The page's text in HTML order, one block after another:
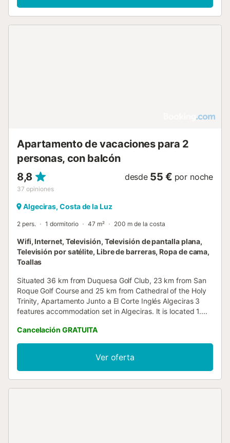
Apartamento de vacaciones para 2
personas, con balcón
8,8
37 opiniones
desde 55 € por noche
Algeciras, Costa de la Luz
2 pers. 1 dormitorio 47 m² 200 m de la costa
Wifi, Internet, Televisión, Televisión de pantalla plana,
Televisión por satélite, Libre de barreras, Ropa de cama,
Toallas
Situated 36 km from Duquesa Golf Club, 23 km from San
Roque Golf Course and 25 km from Cathedral of the Holy
Trinity, Apartamento Junto a El Corte Inglés Algeciras 3
features accommodation set in Algeciras. It is located 1....
Cancelación GRATUITA
Ver oferta